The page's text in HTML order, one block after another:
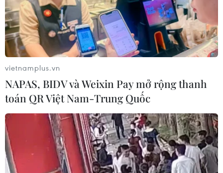
vietnamplus.vn
NAPAS, BIDV và Weixin Pay mở rộng thanh
toán QR Việt Nam-Trung Quốc